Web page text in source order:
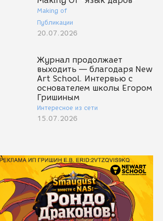
Making of
Публикации
20.07.2026
Журнал продолжает
выходить — благодаря New
Art School. Интервью с
основателем школы Егором
Гришиным
Интересное из сети
15.07.2026